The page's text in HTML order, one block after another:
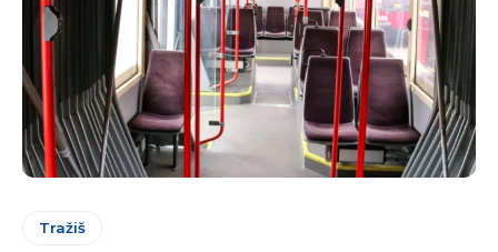
Tražiš